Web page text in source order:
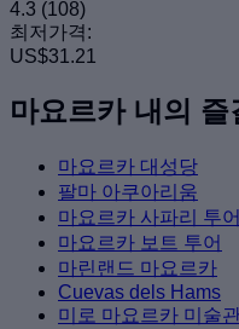
4.3 (108)
최저가격:
US$31.21
마요르카 내의 즐
마요르카 대성당
팔마 아쿠아리움
마요르카 사파리 투어
마요르카 보트 투어
마린랜드 마요르카
Cuevas dels Hams
미로 마요르카 미술